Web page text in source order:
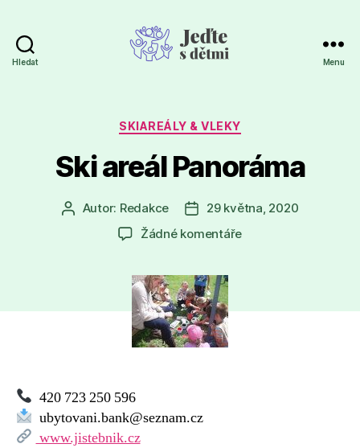
Hledat Menu
Rubriky
SKIAREÁLY & VLEKY
Ski areál Panoráma
Autor
příspěvku
Autor: Redakce
Datum
příspěvku
29 května, 2020
Žádné komentářeu
420 723 250 596
ubytovani.bank@seznam.cz
www.jistebnik.cz